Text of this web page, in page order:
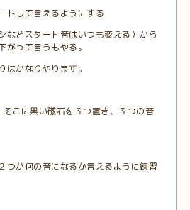
トして言えるようにする
どスタート音はいつも変える）から
がって言うもやる。
はかなりやります。
こに黒い磁石を３つ置き、３つの音
つが何の音になるか言えるように練習